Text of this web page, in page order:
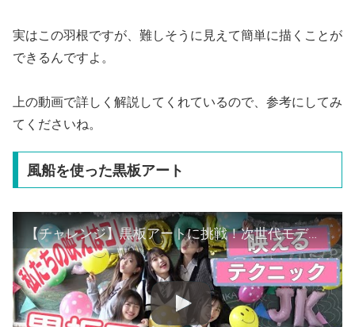
実はこの羽根ですが、難しそうに見えて簡単に描くことが
できるんですよ。
上の動画で詳しく解説してくれているので、参考にしてみ
てくださいね。
風船を使った黒板アート
【チャレンジ】黒板アートに挑戦！次世代モデルはデザインセンスがあるのか！？【Popteen】